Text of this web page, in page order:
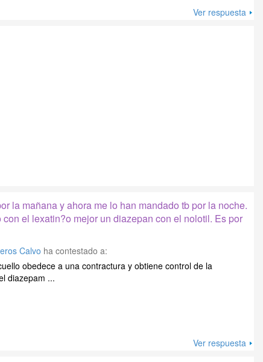
Ver respuesta
la mañana y ahora me lo han mandado tb por la noche.
el lexatin?o mejor un diazepan con el nolotil. Es por
Calvo ha contestado a:
obedece a una contractura y obtiene control de la
diazepam ...
Ver respuesta